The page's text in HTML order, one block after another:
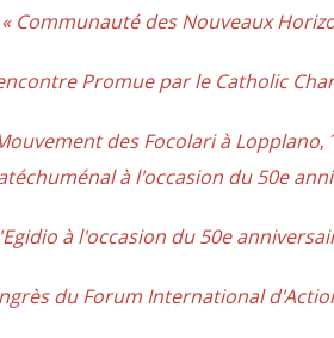
Communauté des Nouveaux
Promue par le Catholic
des Focolari à Lopplano,
à l'occasion du 50e
à l'occasion du 50e
du Forum International